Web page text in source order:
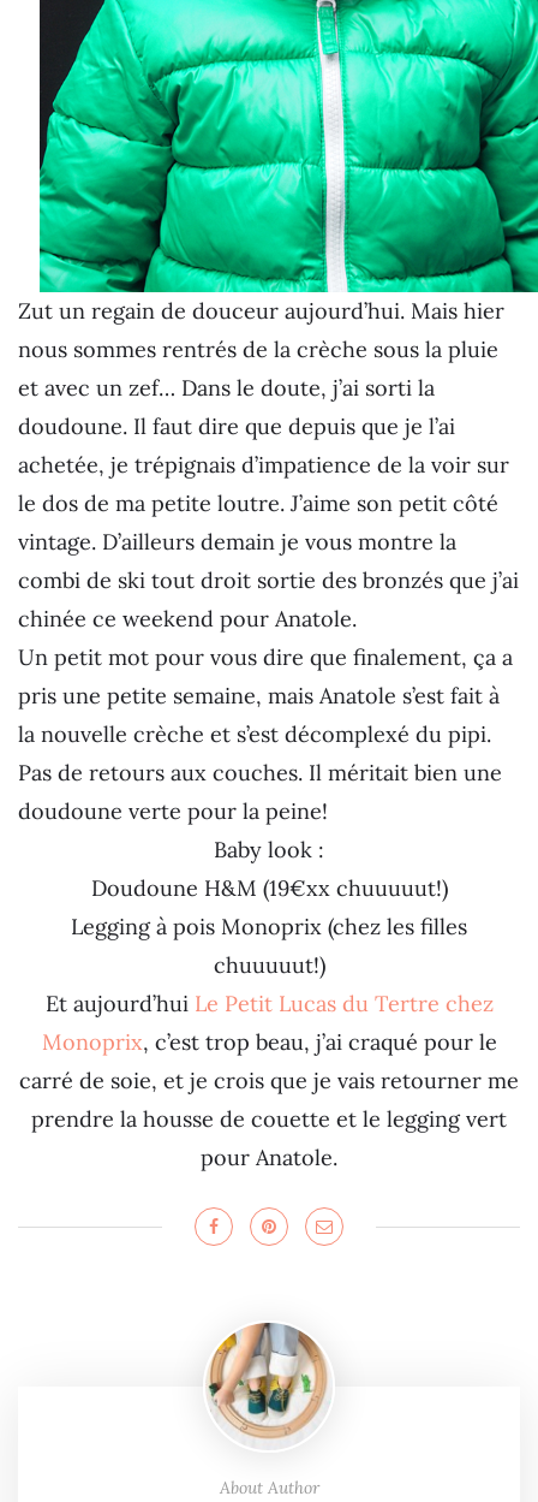
Zut un regain de douceur aujourd’hui. Mais hier
nous sommes rentrés de la crèche sous la pluie
et avec un zef… Dans le doute, j’ai sorti la
doudoune. Il faut dire que depuis que je l’ai
achetée, je trépignais d’impatience de la voir sur
le dos de ma petite loutre. J’aime son petit côté
vintage. D’ailleurs demain je vous montre la
combi de ski tout droit sortie des bronzés que j’ai
chinée ce weekend pour Anatole.
Un petit mot pour vous dire que finalement, ça a
pris une petite semaine, mais Anatole s’est fait à
la nouvelle crèche et s’est décomplexé du pipi.
Pas de retours aux couches. Il méritait bien une
doudoune verte pour la peine!
Baby look :
Doudoune H&M (19€xx chuuuuut!)
Legging à pois Monoprix (chez les filles
chuuuuut!)
Et aujourd’hui Le Petit Lucas du Tertre chez
Monoprix, c’est trop beau, j’ai craqué pour le
carré de soie, et je crois que je vais retourner me
prendre la housse de couette et le legging vert
pour Anatole.
About Author